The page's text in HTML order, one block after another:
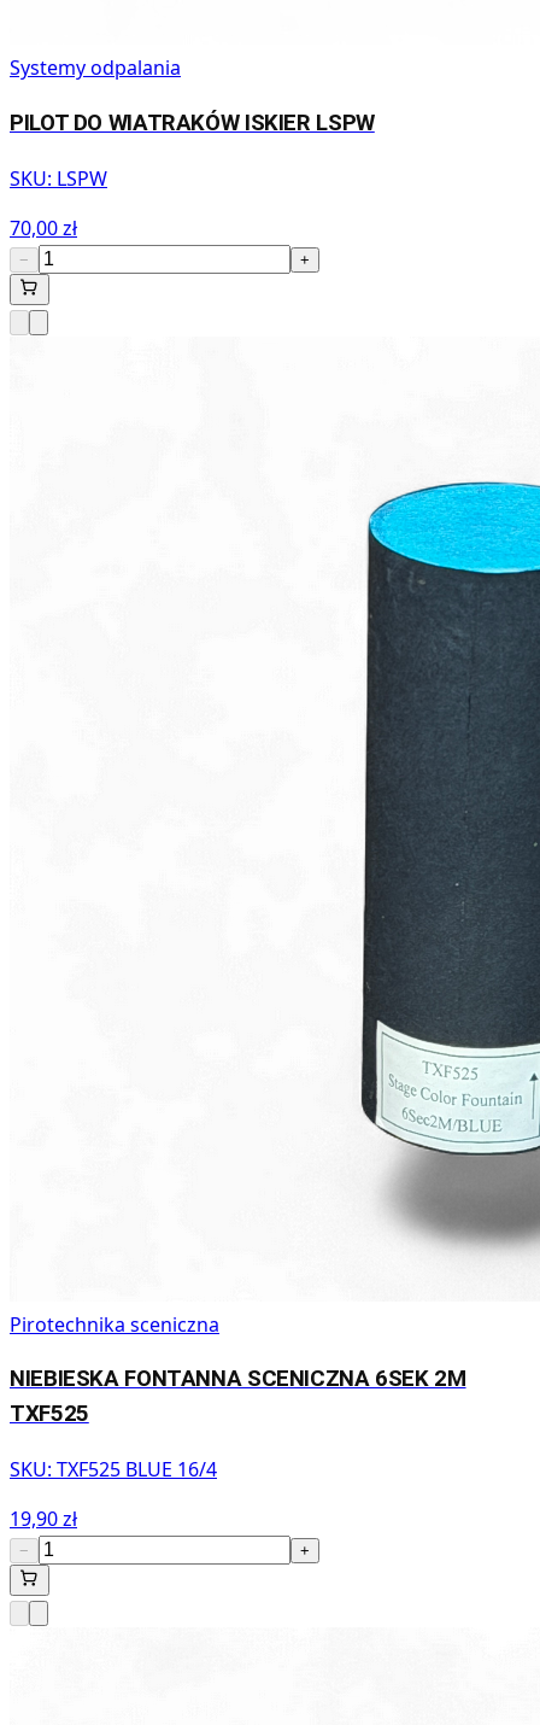
Systemy odpalania
PILOT DO WIATRAKÓW ISKIER LSPW
SKU: LSPW
70,00 zł
− +
Pirotechnika sceniczna
NIEBIESKA FONTANNA SCENICZNA 6SEK 2M
TXF525
SKU: TXF525 BLUE 16/4
19,90 zł
− +